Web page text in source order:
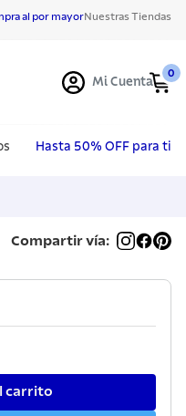
al por mayorNuestras Tiendas
Mi Cuenta
0
Hasta 50% OFF para ti
Compartir vía:
carrito